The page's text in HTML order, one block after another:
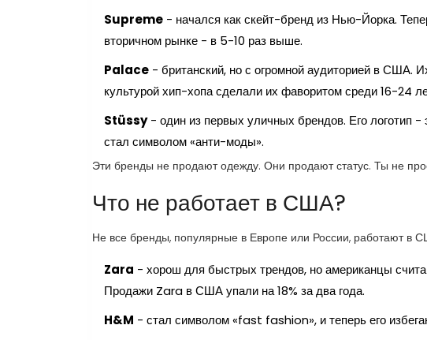
Supreme - начался как скейт-бренд из Нью-Йорка.
вторичном рынке - в 5-10 раз выше.
Palace - британский, но с огромной аудиторией в США.
культурой хип-хопа сделали их фаворитом среди 16-24
Stüssy- один из первых уличных брендов. Его логотип -
стал символом «анти-моды».
Эти бренды не продают одежду. Они продают статус. Ты не
Что не работает в США?
Не все бренды, популярные в Европе или России, работают в
Zara - хорош для быстрых трендов, но американцы
Продажи Zara в США упали на 18% за два года.
H&M - стал символом «fast fashion», и теперь его